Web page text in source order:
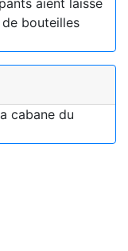
bouteilles
cabane du